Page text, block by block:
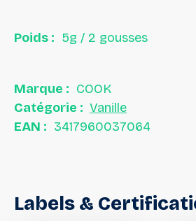
Poids : 5g / 2 gousses
Marque : COOK
Catégorie : Vanille
EAN : 3417960037064
Labels &